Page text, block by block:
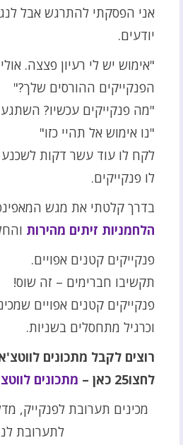
אני הפסקתי להתרגש אבל
יודעים.
"אימוש יש לי רעיון פצצה.
הפנקייקים ההורסים שלך?"
"מה פנקייקים עכשיו?
"נו אימוש אל תהיי כזו"
לקח לו עוד עשר דקות לשכנע
לו פנקייקים.
בדרך קלטתי את מגש
הלחמניות זיתים מהירות
פנקייקים קטנים אפויים.
תקשיבו חברימים – זה שוס!
פנקייקים קטנים אפויים
וכרגיל מתחסלים בשניות.
רוצים לקבל מתכונים
לחצו25 כאן –
מתכונים
מכינים תערובת לפנקייק,
לתערובת